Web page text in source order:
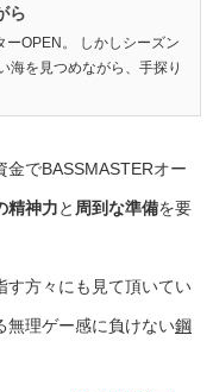
ら
OPEN。 しかしシーズン
海を見つめながら、手探り
でBASSMASTERオー
精神力と 周到な準備を要
す方々にも見て頂いてい
無理ゲー感に負けない鋼